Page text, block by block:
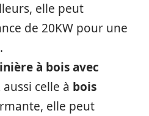
elle peut
de 20KW pour une
à bois avec
celle à bois
elle peut